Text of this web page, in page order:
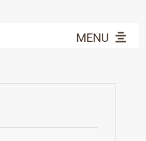
MENU